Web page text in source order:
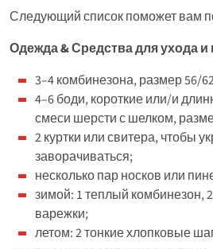
Следующий список поможет вам
Одежда & Средства для ухода и
3–4 комбинезона, размер 56/
4–6 боди, короткие или/и
смеси шерсти с шелком,
2 куртки или свитера, чтобы
заворачиваться;
несколько пар носков или
зимой: 1 теплый комбинезон,
варежки;
летом: 2 тонкие хлопковые